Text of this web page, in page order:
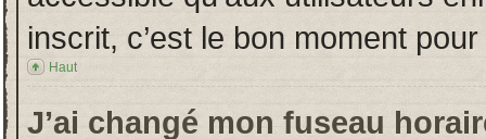
inscrit, c’est le bon moment
Haut
J’ai changé mon fuseau